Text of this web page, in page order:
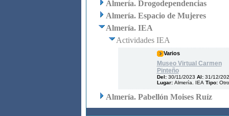
Almería. Drogodependencias
Almería. Espacio de Mujeres
Almería. IEA
Actividades IEA
Varios
Museo Virtual Carmen
Pinteño
Del: 30/11/2023 Al: 31/12/
Lugar: Almería. IEA Tipo:
Almería. Pabellón Moises Ruíz